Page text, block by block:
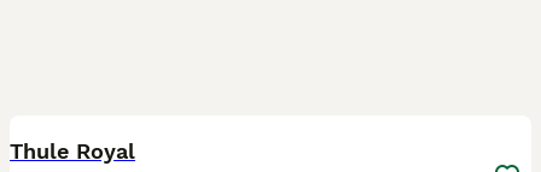
Thule Royal